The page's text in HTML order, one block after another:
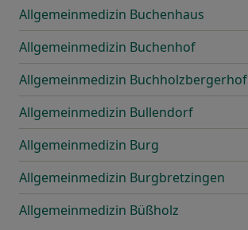
Allgemeinmedizin Buchenhaus
Allgemeinmedizin Buchenhof
Allgemeinmedizin Buchholzbergerhof
Allgemeinmedizin Bullendorf
Allgemeinmedizin Burg
Allgemeinmedizin Burgbretzingen
Allgemeinmedizin Büßholz